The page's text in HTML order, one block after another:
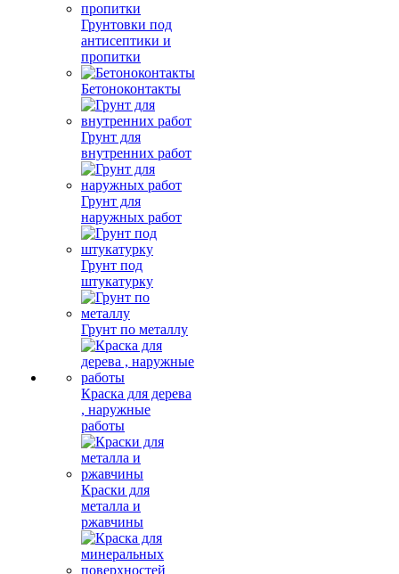
Грунтовки под
антисептики и
пропитки
Бетоноконтакты
Грунт для
внутренних работ
Грунт для
наружных работ
Грунт под
штукатурку
Грунт по металлу
Краска для дерева
, наружные
работы
Краски для
металла и
ржавчины